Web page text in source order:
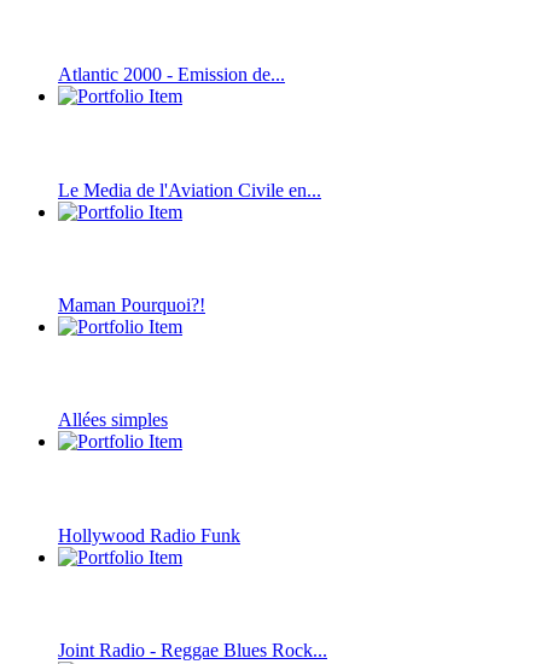
Atlantic 2000 - Emission de...
Le Media de l'Aviation Civile en...
Maman Pourquoi?!
Allées simples
Hollywood Radio Funk
Joint Radio - Reggae Blues Rock...